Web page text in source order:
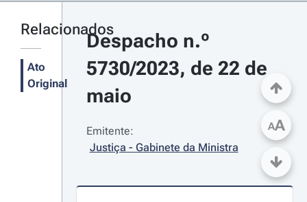
Relacionados
Ato
Original
Despacho n.º
5730/2023, de 22 de
maio
Emitente:
Justiça - Gabinete da Ministra
AA